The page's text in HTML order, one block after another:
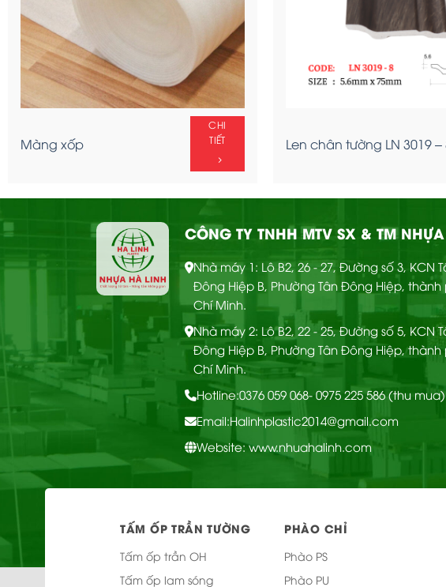
Ốp tường Nano –
OTT67
CHI
Ốp tường Nano – OTT
CHI
TIẾT
Ốp tường Nano – OTT
TIẾT
Màng xốp
CHI
TIẾT
Len chân tường LN 3019 –
CÔNG TY TNHH MTV SX & TM
Nhà máy 1: Lô B2, 26 - 27, Đường số 3, KCN
Đông Hiệp B, Phường Tân Đông Hiệp, thành
Chí Minh.
Nhà máy 2: Lô B2, 22 - 25, Đường số 5, KCN
Đông Hiệp B, Phường Tân Đông Hiệp, thành
Chí Minh.
Hotline:0376 059 068- 0975 225 586 (thu mua)
Email:Halinhplastic2014@gmail.com
Website: www.nhuahalinh.com
TẤM ỐP TRẦN TƯỜNG
Tấm ốp trần OH
Tấm ốp lam sóng
PHÀO CHỈ
Phào PS
Phào PU